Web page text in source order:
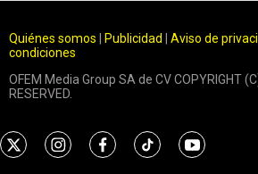
Quiénes somos Publicidad Aviso de
condiciones
OFEM Media Group SA de CV COPYRIGHT
RESERVED.
t
i
f
t
y